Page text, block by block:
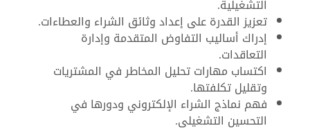
التشغيلية.
تعزيز القدرة على إعداد وثائق الشراء والعطاءات.
إدراك أساليب التفاوض المتقدمة وإدارة
التعاقدات.
اكتساب مهارات تحليل المخاطر في المشتريات
وتقليل تكلفتها.
فهم نماذج الشراء الإلكتروني ودورها في
التحسين التشغيلي.